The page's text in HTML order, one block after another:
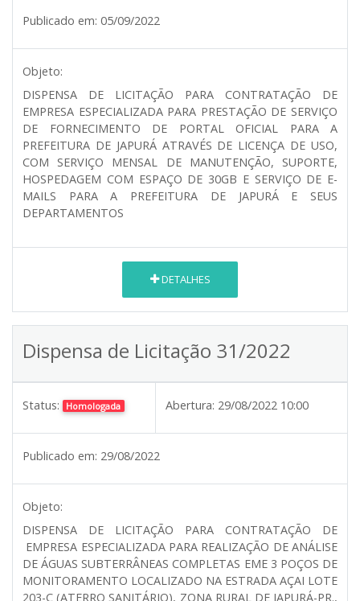
Publicado em: 05/09/2022
Objeto:
DISPENSA DE LICITAÇÃO PARA CONTRATAÇÃO DE
EMPRESA ESPECIALIZADA PARA PRESTAÇÃO DE SERVIÇO
DE FORNECIMENTO DE PORTAL OFICIAL PARA A
PREFEITURA DE JAPURÁ ATRAVÉS DE LICENÇA DE USO,
COM SERVIÇO MENSAL DE MANUTENÇÃO, SUPORTE,
HOSPEDAGEM COM ESPAÇO DE 30GB E SERVIÇO DE E-
MAILS PARA A PREFEITURA DE JAPURÁ E SEUS
DEPARTAMENTOS
DETALHES
Dispensa de Licitação 31/2022
Status: Homologada Abertura: 29/08/2022 10:00
Publicado em: 29/08/2022
Objeto:
DISPENSA DE LICITAÇÃO PARA CONTRATAÇÃO DE
EMPRESA ESPECIALIZADA PARA REALIZAÇÃO DE ANÁLISE
DE ÁGUAS SUBTERRÂNEAS COMPLETAS EME 3 POÇOS DE
MONITORAMENTO LOCALIZADO NA ESTRADA AÇAI LOTE
203-C (ATERRO SANITÁRIO), ZONA RURAL DE JAPURÁ-PR.,